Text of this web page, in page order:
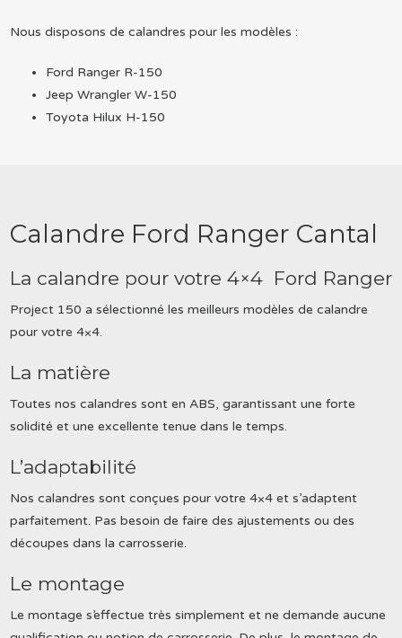
Nous disposons de calandres pour les modèles :
Ford Ranger R-150
Jeep Wrangler W-150
Toyota Hilux H-150
Calandre Ford Ranger Cantal
La calandre pour votre 4×4 Ford Ranger
Project 150 a sélectionné les meilleurs modèles de calandre
pour votre 4×4.
La matière
Toutes nos calandres sont en ABS, garantissant une forte
solidité et une excellente tenue dans le temps.
L’adaptabilité
Nos calandres sont conçues pour votre 4×4 et s’adaptent
parfaitement. Pas besoin de faire des ajustements ou des
découpes dans la carrosserie.
Le montage
Le montage s’effectue très simplement et ne demande aucune